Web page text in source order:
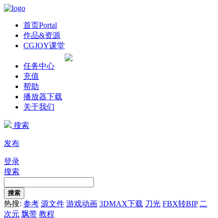
首页Portal
作品&资源
CGJOY课堂
任务中心
充值
帮助
播放器下载
关于我们
搜索
发布
登录
搜索
搜索
热搜: 参考 源文件 游戏动画 3DMAX下载 刀光 FBX转BIP 二
次元 飘带 教程